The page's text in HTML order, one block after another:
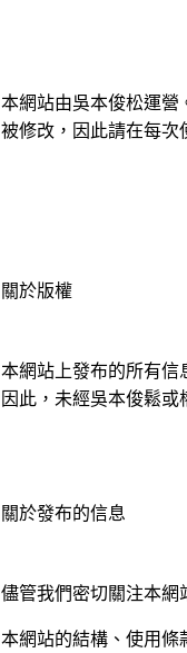
本網站由吳本俊松運
被修改，因此請在每次
關於版權
本網站上發布的所有信
因此，未經吳本俊鬆或
關於發布的信息
儘管我們密切關注本網
本網站的結構、使用條